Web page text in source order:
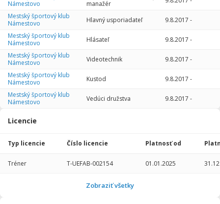
Námestovo
manažér
Mestský športový klub
Námestovo
Hlavný usporiadateľ 9.8.2017 -
Mestský športový klub
Námestovo
Hlásateľ 9.8.2017 -
Mestský športový klub
Námestovo
Videotechnik 9.8.2017 -
Mestský športový klub
Námestovo
Kustod 9.8.2017 -
Mestský športový klub
Námestovo
Vedúci družstva 9.8.2017 -
Licencie
Typ licencie Číslo licencie Platnosť od
Tréner T-UEFAB-002154 01.01.2025
T-UEFAB-002154
T-UEFAB-002154
Zobraziť všetky